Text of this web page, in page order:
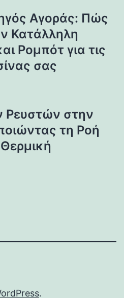
Αγοράς: Πώς
Κατάλληλη
Ρομπότ για τις
σας
Ρευστών στην
τη Ροή
.